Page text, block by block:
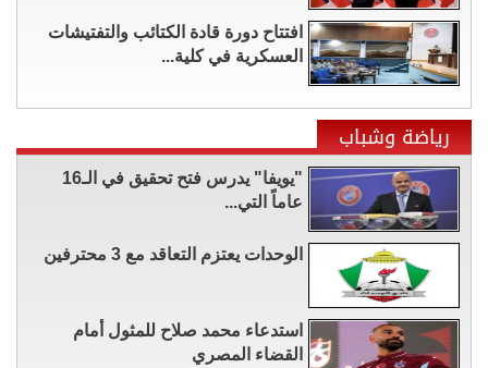
افتتاح دورة قادة الكتائب والتفتيشات
العسكرية في كلية...
رياضة وشباب
"يويفا" يدرس فتح تحقيق في الـ16
عاماً التي...
الوحدات يعتزم التعاقد مع 3 محترفين
استدعاء محمد صلاح للمثول أمام
القضاء المصري